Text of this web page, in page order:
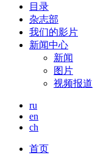
目录
杂志部
我们的影片
新闻中心
新闻
图片
视频报道
ru
en
ch
首页